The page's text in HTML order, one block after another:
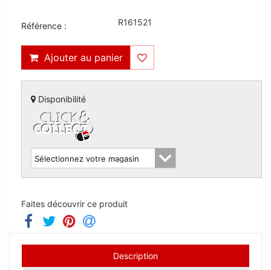
Référence : R161521
Ajouter au panier
Disponibilité
Faites découvrir ce produit
Description